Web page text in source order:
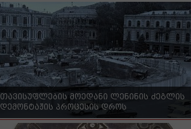
თავისუფლების მოედანი ლენინის ძეგლის
დემონტაჟის პროცესის დროს